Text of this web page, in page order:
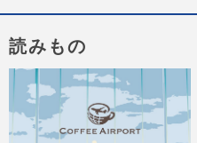
読みもの